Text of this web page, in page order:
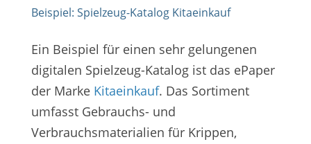
Beispiel: Spielzeug-Katalog Kitaeinkauf
Ein Beispiel für einen sehr gelungenen
digitalen Spielzeug-Katalog ist das ePaper
der Marke Kitaeinkauf. Das Sortiment
umfasst Gebrauchs- und
Verbrauchsmaterialien für Krippen,